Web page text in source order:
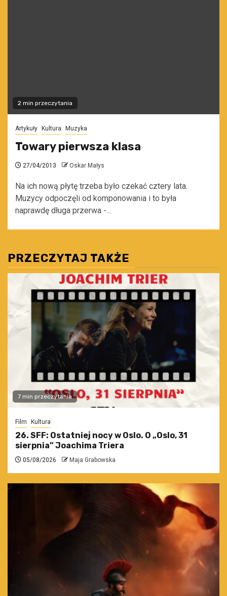
2 min przeczytania
Artykuły Kultura Muzyka
Towary pierwsza klasa
27/04/2013 Oskar Małys
Na ich nową płytę trzeba było czekać cztery lata.
Muzycy odpoczęli od komponowania i to była
naprawdę długa przerwa -...
PRZECZYTAJ TAKŻE
7 min przeczytania
Film Kultura
26. SFF: Ostatniej nocy w Oslo. O „Oslo, 31
sierpnia” Joachima Triera
05/08/2026 Maja Grabowska